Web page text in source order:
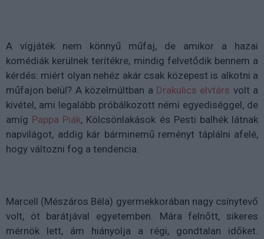
A vígjáték nem könnyű műfaj, de amikor a hazai
komédiák kerülnek terítékre, mindig felvetődik bennem a
kérdés: miért olyan nehéz akár csak közepest is alkotni a
műfajon belül? A közelmúltban a Drakulics elvtárs volt a
kivétel, ami legalább próbálkozott némi egyediséggel, de
amíg Pappa Piák, Kölcsönlakások és Pesti balhék látnak
napvilágot, addig kár bárminemű reményt táplálni afelé,
hogy változni fog a tendencia.
Marcell (Mészáros Béla) gyermekkorában nagy csínytevő
volt, öt barátjával egyetemben. Mára felnőtt, sikeres
mérnök lett, ám hiányolja a régi, gondtalan időket.